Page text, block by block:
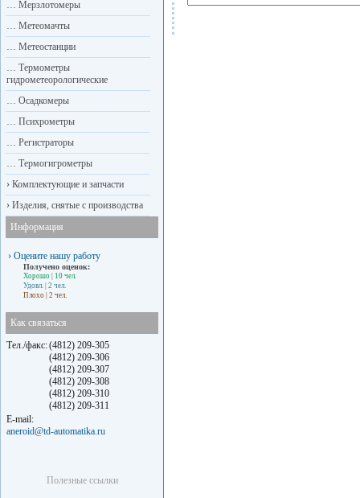
… Мерзлотомеры
… Метеомачты
… Метеостанции
… Термометры
гидрометеорологические
… Осадкомеры
… Психрометры
… Регистраторы
… Термогигрометры
› Комплектующие и запчасти
› Изделия, снятые с производства
Информация
› Оцените нашу работу
Получено оценок:
Хорошо | 10 чел.
Удовл. | 2 чел.
Плохо | 2 чел.
Как связаться
Тел./факс:(4812) 209-305
(4812) 209-306
(4812) 209-307
(4812) 209-308
(4812) 209-310
(4812) 209-311
E-mail:
aneroid@td-automatika.ru
Полезные ссылки